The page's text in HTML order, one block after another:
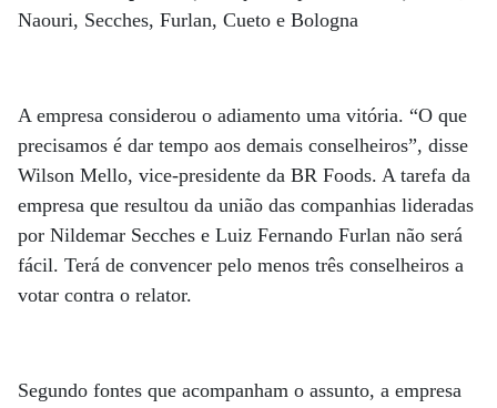
Naouri, Secches, Furlan, Cueto e Bologna
A empresa considerou o adiamento uma vitória. “O que
precisamos é dar tempo aos demais conselheiros”, disse
Wilson Mello, vice-presidente da BR Foods. A tarefa da
empresa que resultou da união das companhias lideradas
por Nildemar Secches e Luiz Fernando Furlan não será
fácil. Terá de convencer pelo menos três conselheiros a
votar contra o relator.
Segundo fontes que acompanham o assunto, a empresa